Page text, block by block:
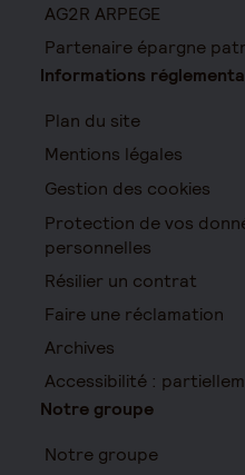
AG2R ARPEGE
Partenaire épargne
Informations
Plan du site
Mentions légales
Gestion des cookies
Protection de vos
personnelles
Résilier un contrat
Faire une réclamation
Archives
Accessibilité :
Notre groupe
Notre groupe